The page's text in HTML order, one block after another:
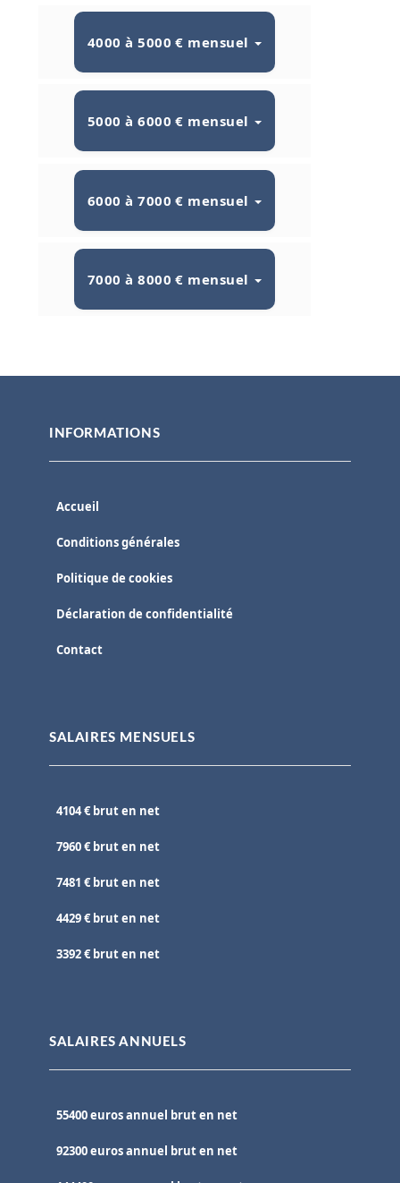
4000 à 5000 € mensuel
5000 à 6000 € mensuel
6000 à 7000 € mensuel
7000 à 8000 € mensuel
INFORMATIONS
Accueil
Conditions générales
Politique de cookies
Déclaration de confidentialité
Contact
SALAIRES MENSUELS
4104 € brut en net
7960 € brut en net
7481 € brut en net
4429 € brut en net
3392 € brut en net
SALAIRES ANNUELS
55400 euros annuel brut en net
92300 euros annuel brut en net